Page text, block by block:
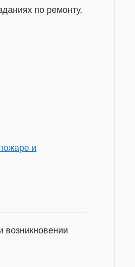
по ремонту,
и
возникновении